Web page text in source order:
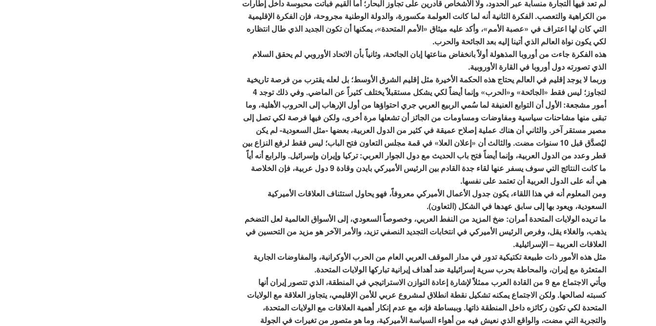
لم تعد فيها التجارة منسابة عبر الحدود، ولا الأشخاص قادرين على تجاوز البحار؛ أما القيم فباتت محبوسة داخل إطارات
من الكراهية والتعصب. الفكرة الثانية أنه لما كانت العولمة مكسورة، والدولة الوطنية مجروحة، فإن الفكرة الإقليمية
التي كان لها اعتراف في «عصبة الأمم»، وأكد عليه ميثاق «الأمم المتحدة»، يمكنها أن تكون الجديد الذي طال انتظاره
لكي يكون نواة العالم الذي أتينا إليه بعد الجائحة والحرب.
هذه الفكرة جاءت من أوروبا المذهولة أولاً بانخفاض مناعتها إبان الجائحة، وثانياً بأن الاتحاد الأوروبي لم يحقق السلام
الذي تصورته دول أوروبا في القارة الأوروبية.
وربما لا يوجد إقليم في العالم يحتاج هذه الحكمة الأخيرة مثل إقليم الشرق الأوسط؛ بل لعله يقترب من فرصة تاريخية
لتجاوز؛ ليس فقط «الجائحة» و«الحرب» وإنما أيضاً لكي يشكل مستقبلاً يختلف كثيراً عن الماضي. وفي ذلك توجد 4
أمور مشجعة: الأول أن التوابع العنيفة لما سُمي الربيع العربي جري احتواؤها من أول الإرهاب إلى الحروب الأهلية، وما
تبقى منها مشاحنات سياسية ومفاوضات ومساومات من الجائز أن تشعلها مرة أخرى، ولكن فيها فرصة لكي تصل إلى
مصير مستقر آخر. والثاني أن هناك عملية إصلاح عميقة في كثير من الدول العربية، بعضها -مثل السعودية- لم يكن
ليُصدَّق قبل 10 سنوات مضت. والثالث أن «إعلان العلا» في قمة مجلس التعاون فتح الباب؛ ليس فقط لرفع النزاع بين
قطر وعدد من الدول العربية، وإنما أيضاً فتح باب الحديث مع دول الجوار العربي: تركيا وإيران وإسرائيل. والرابع أنه أياً
ما كانت النتائج التي سوف يسفر عنها لقاء جدة القادم بين الرئيس الأميركي بايدن وقادة 9 دول عربية، فإن الخلاصة
هي أنه على الدول العربية أن تعتمد على نفسها.
ومن المعلوم أنه في هذا اللقاء، يكون جدول الأعمال الأميركي معروفاً، فهو يحاول استئناف العلاقات الأميركية
السعودية، ويعود بها إلى سابق عهدها في الشكل (التعاون).
ما تريده الولايات المتحدة أمران: ضخ المزيد من النفط العربي، وخصوصاً السعودي، إلى الأسواق العالمية لعل التضخم
يذهب، والغلاء يقل، وفرص الرئيس الأميركي في انتخابات التجديد النصفي تزيد، والأمر الآخر هو مزيد من التحسين في
العلاقات العربية – الإسرائيلية.
مثل هذه الأمور ذات طبيعة تكتيكية تدور في مدار الموقف العربي العام من الحرب الأوكرانية، والمفاوضات الجارية
المتعثرة مع إيران، والمحاطة بحرب سرية إسرائيلية ضد أهداف إيرانية تباركها الولايات المتحدة.
ويأتي الاجتماع مع 9 من القادة العرب ممثلاً لإشارة إعادة التوازن الاستراتيجي في المنطقة، الذي تتصور إيران أنها
كسبته لصالحها. ولكن الاجتماع يمكنه تشكيل نقطة انطلاق لمشروع عربي للأمن الإقليمي، يتجاوز العلاقة مع الولايات
المتحدة لكي تكون ركائزه داخل المنطقة ذاتها. وببساطة فإنه مع عدم إنكار أهمية العلاقات مع الولايات المتحدة،
والتجربة التي مضت، والواقع الذي نعيش فيه من أهواء السياسة الأميركية، وما هو متصور من تغيرات في الجولة